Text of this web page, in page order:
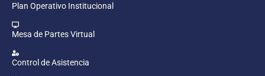
Plan Operativo Institucional
Mesa de Partes Virtual
Control de Asistencia